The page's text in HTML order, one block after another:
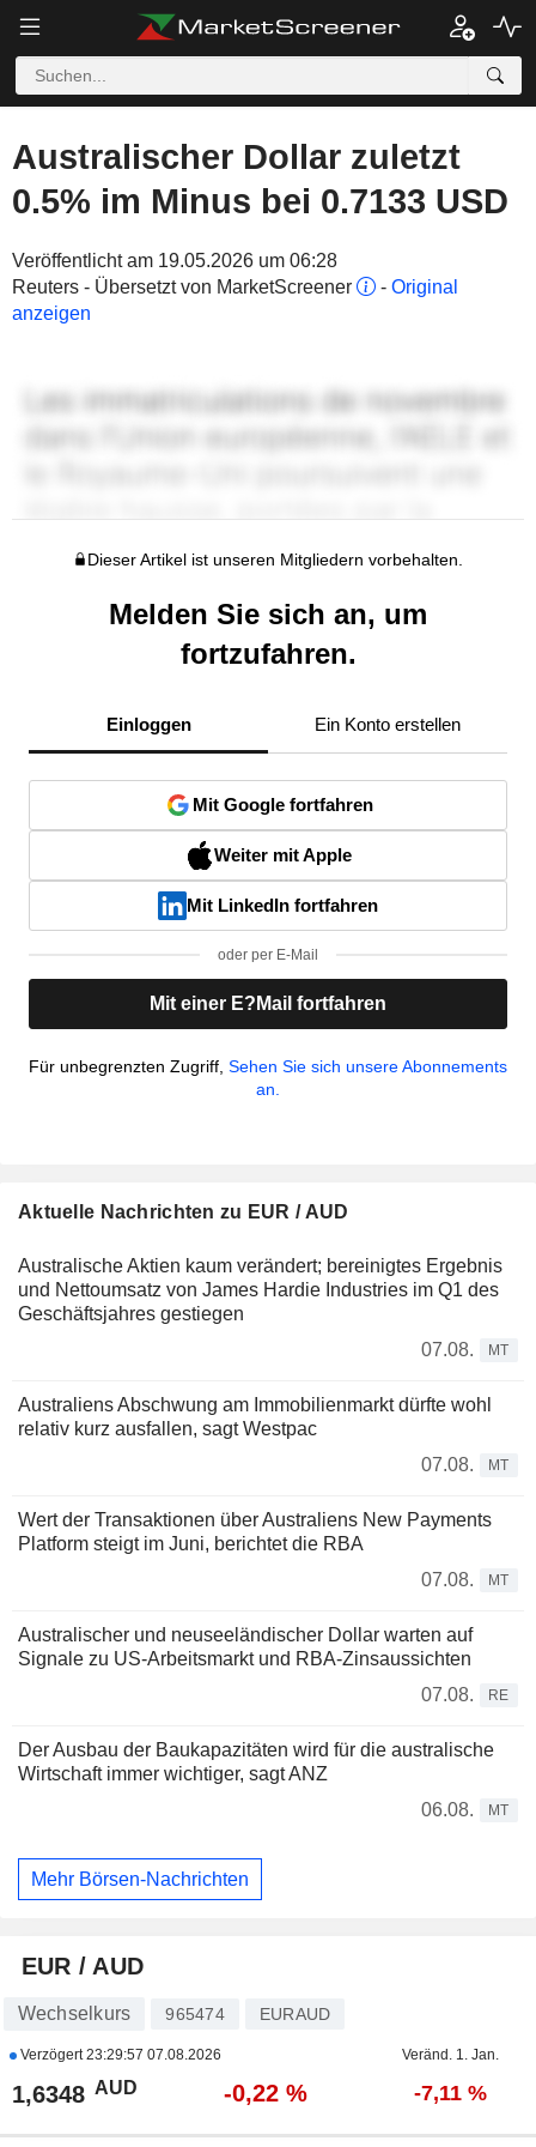
Australischer Dollar zuletzt
0.5% im Minus bei 0.7133 USD
Veröffentlicht am 19.05.2026 um 06:28
Reuters - Übersetzt von MarketScreener
- Original
anzeigen
Dieser Artikel ist unseren Mitgliedern vorbehalten.
Melden Sie sich an, um
fortzufahren.
Einloggen Ein Konto erstellen
Mit Google fortfahren
Weiter mit Apple
Mit LinkedIn fortfahren
oder per E-Mail
Mit einer E?Mail fortfahren
Für unbegrenzten Zugriff, Sehen Sie sich unsere Abonnements
an.
Aktuelle Nachrichten zu EUR / AUD
Australische Aktien kaum verändert; bereinigtes Ergebnis
und Nettoumsatz von James Hardie Industries im Q1 des
Geschäftsjahres gestiegen
07.08.
MT
Australiens Abschwung am Immobilienmarkt dürfte wohl
relativ kurz ausfallen, sagt Westpac
07.08.
MT
Wert der Transaktionen über Australiens New Payments
Platform steigt im Juni, berichtet die RBA
07.08.
MT
Australischer und neuseeländischer Dollar warten auf
Signale zu US-Arbeitsmarkt und RBA-Zinsaussichten
07.08.
RE
Der Ausbau der Baukapazitäten wird für die australische
Wirtschaft immer wichtiger, sagt ANZ
06.08.
MT
Mehr Börsen-Nachrichten
EUR / AUD
Wechselkurs 965474 EURAUD
Verzögert23:29:57 07.08.2026 Veränd. 1. Jan.
1,6348 AUD -0,22 % -7,11 %